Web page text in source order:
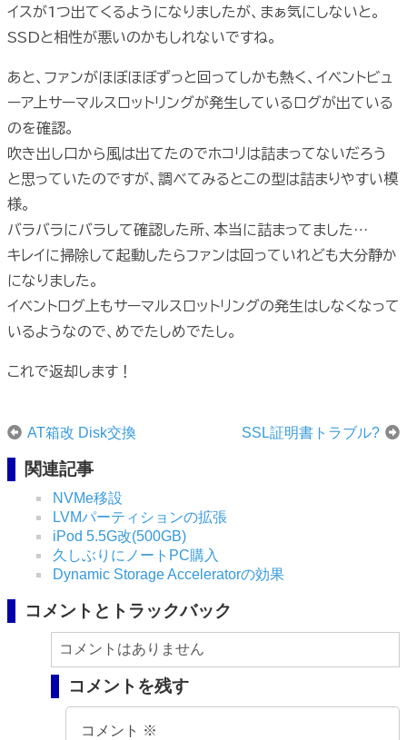
イスが1つ出てくるようになりましたが、まぁ気にしないと。
SSDと相性が悪いのかもしれないですね。
あと、ファンがほぼほぼずっと回ってしかも熱く、イベントビュ
ーア上サーマルスロットリングが発生しているログが出ている
のを確認。
吹き出し口から風は出てたのでホコリは詰まってないだろう
と思っていたのですが、調べてみるとこの型は詰まりやすい模
様。
バラバラにバラして確認した所、本当に詰まってました…
キレイに掃除して起動したらファンは回っていれども大分静か
になりました。
イベントログ上もサーマルスロットリングの発生はしなくなって
いるようなので、めでたしめでたし。
これで返却します！
AT箱改 Disk交換 SSL証明書トラブル?
関連記事
NVMe移設
LVMパーティションの拡張
iPod 5.5G改(500GB)
久しぶりにノートPC購入
Dynamic Storage Acceleratorの効果
コメントとトラックバック
コメントはありません
コメントを残す
コメント ※